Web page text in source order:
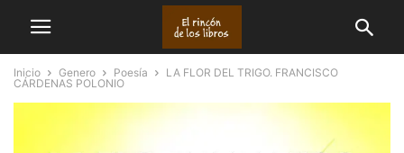
Inicio Genero Poesía
LA FLOR DEL TRIGO. FRANCISCO
CÁRDENAS POLONIO